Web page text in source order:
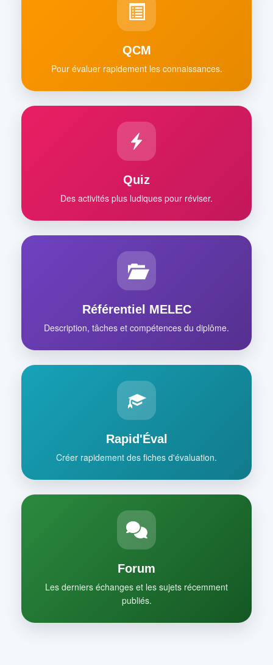
QCM
Pour évaluer rapidement les connaissances.
Quiz
Des activités plus ludiques pour réviser.
Référentiel MELEC
Description, tâches et compétences du diplôme.
Rapid'Éval
Créer rapidement des fiches d'évaluation.
Forum
Les derniers échanges et les sujets récemment
publiés.